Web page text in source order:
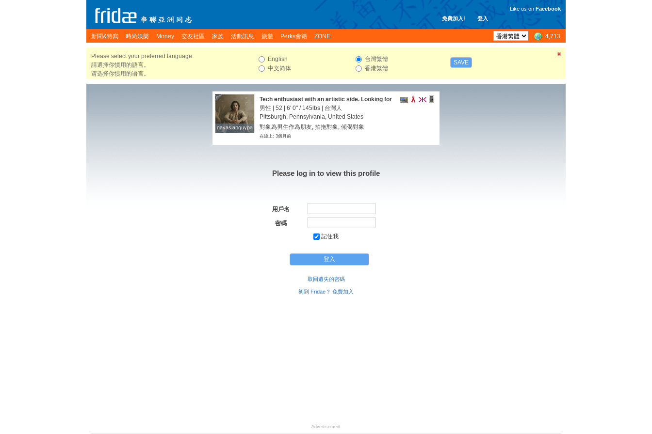
免費加入! 登入
Like us on Facebook
新聞&特寫 時尚娛樂 Money 交友社區 家族 活動訊息 旅遊 Perks會籍 ZONE: 4,713
Please select your preferred language.
請選擇你慣用的語言。
请选择你惯用的语言。
English
中文简体
台灣繁體
香港繁體
SAVE
gayasianguypa
gayasianguypa
Tech enthusiast with an artistic side. Looking for
new connection.
男性 | 52 | 6' 0" / 145lbs | 台灣人
Pittsburgh, Pennsylvania, United States
對象為男生作為朋友, 拍拖對象, 傾偈對象
在線上: 3個月前
Please log in to view this profile
用戶名
密碼
記住我
取回遺失的密碼
初到 Fridae？ 免費加入
Advertisement